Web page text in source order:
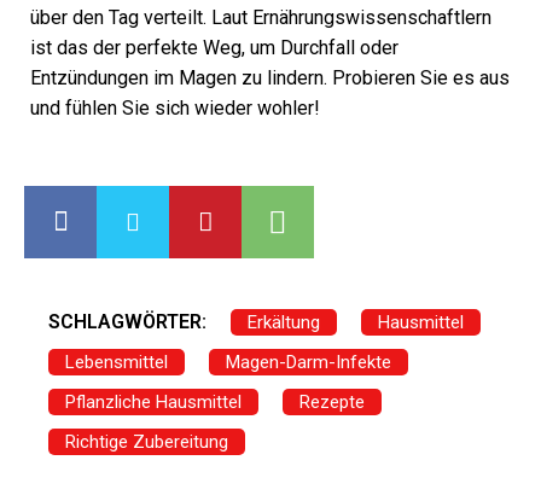
über den Tag verteilt. Laut Ernährungswissenschaftlern
ist das der perfekte Weg, um Durchfall oder
Entzündungen im Magen zu lindern. Probieren Sie es aus
und fühlen Sie sich wieder wohler!
SCHLAGWÖRTER: Erkältung
Hausmittel
Lebensmittel
Magen-Darm-Infekte
Pflanzliche Hausmittel
Rezepte
Richtige Zubereitung